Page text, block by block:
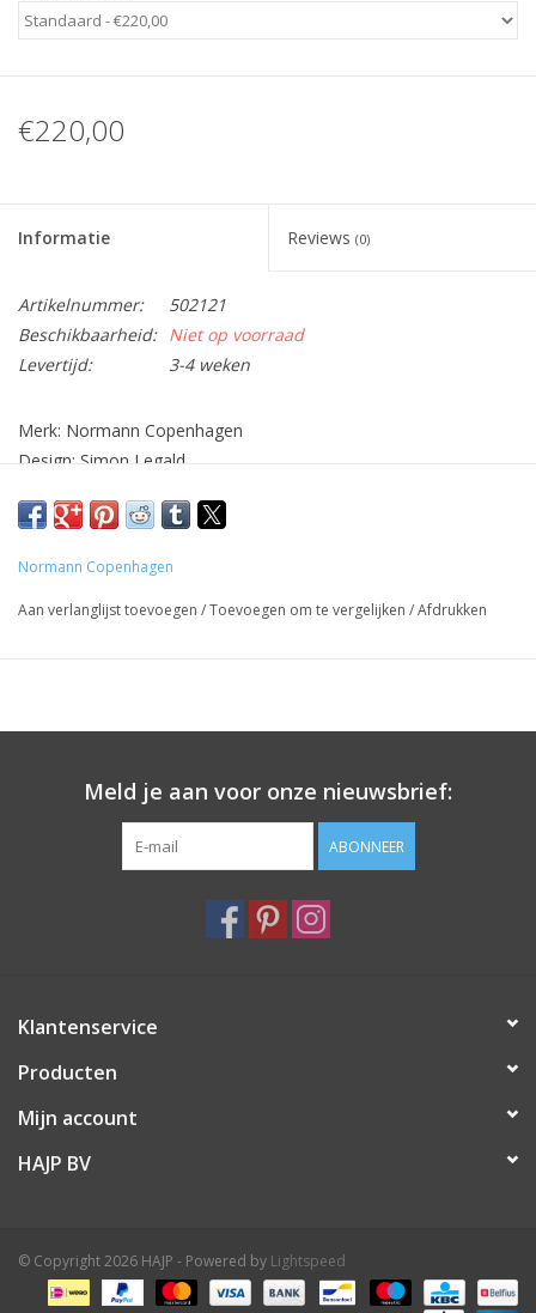
€220,00
Informatie Reviews (0)
Artikelnummer:
502121
Beschikbaarheid: Niet op voorraad
Levertijd:
3-4 weken
Merk: Normann Copenhagen
Design: Simon Legald
Afmetingen: H26,5 Dia14cm.
Normann Copenhagen
Aan verlanglijst toevoegen /Toevoegen om te vergelijken /Afdrukken
Meld je aan voor onze nieuwsbrief:
ABONNEER
Klantenservice
Producten
Mijn account
HAJP BV
© Copyright 2026 HAJP - Powered by Lightspeed